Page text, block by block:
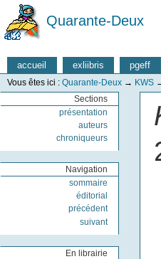
Quarante-Deux
accueil exliibris pgeff
Vous êtes ici : Quarante-Deux → KWS
Sections
présentation
auteurs
chroniqueurs
Navigation
sommaire
éditorial
précédent
suivant
En librairie